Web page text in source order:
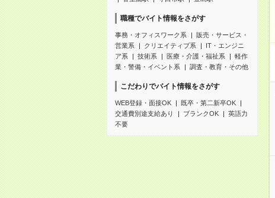
職種でバイト情報をさがす
事務・オフィスワーク系
販売・サービス・
営業系
クリエイティブ系
IT・エンジニ
ア系
技術系 医療・介護・福祉系
軽作
業・警備・イベント系
調査・教育・その他
こだわりでバイト情報をさがす
WEB登録・面接OK
既卒・第二新卒OK
交通費別途支給あり
ブランクOK
英語力
不要